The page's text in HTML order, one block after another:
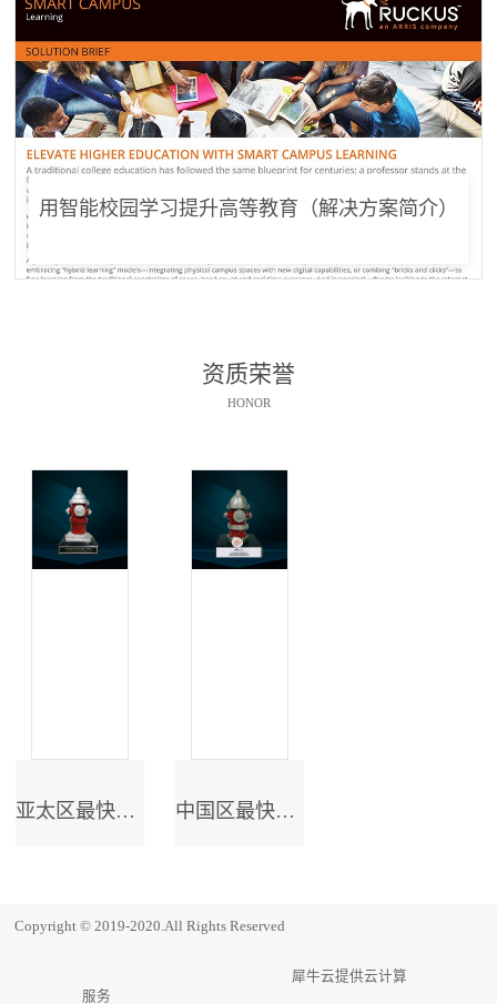
用智能校园学习提升高等教育（解决方案简介）
资质荣誉
HONOR
亚太区最快成长奖 中国区最快成长奖
Copyright © 2019-2020.All Rights Reserved
犀牛云提供云计算
服务